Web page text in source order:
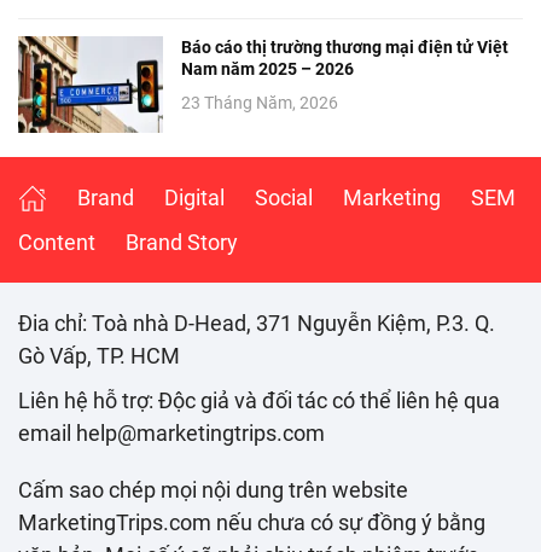
Báo cáo thị trường thương mại điện tử Việt
Nam năm 2025 – 2026
23 Tháng Năm, 2026
Brand Digital Social Marketing
SEM
Content
Brand Story
Đia chỉ: Toà nhà D-Head, 371 Nguyễn Kiệm, P.3. Q.
Gò Vấp, TP. HCM
Liên hệ hỗ trợ: Độc giả và đối tác có thể liên hệ qua
email help@marketingtrips.com
Cấm sao chép mọi nội dung trên website
MarketingTrips.com nếu chưa có sự đồng ý bằng